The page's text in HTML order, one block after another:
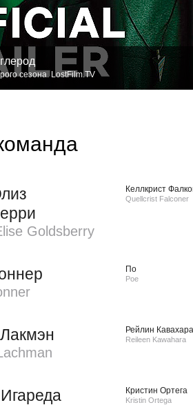
сезона. LostFilm.TV
Goldsberry
Келлкрист
Quellcrist Falconer
По
Poe
Рейлин Кавахара
Reileen Kawahara
Кристин Ортега
Kristin Ortega